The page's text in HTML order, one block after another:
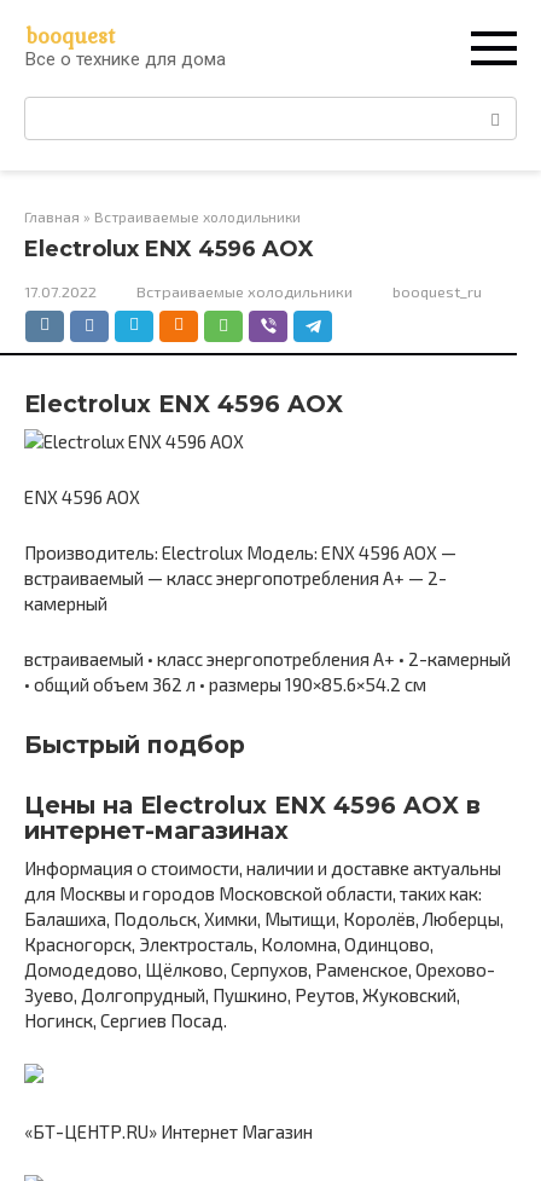
контенту
booquest
Все о технике для дома
Поиск:
Главная » Встраиваемые холодильники
Electrolux ENX 4596 AOX
17.07.2022 Встраиваемые холодильники booquest_ru
Electrolux ENX 4596 AOX
ENX 4596 AOX
Производитель: Electrolux Модель: ENX 4596 AOX —
встраиваемый — класс энергопотребления A+ — 2-
камерный
встраиваемый • класс энергопотребления A+ • 2-камерный
• общий объем 362 л • размеры 190×85.6×54.2 см
Быстрый подбор
Цены на Electrolux ENX 4596 AOX в
интернет-магазинах
Информация о стоимости, наличии и доставке актуальны
для Москвы и городов Московской области, таких как:
Балашиха, Подольск, Химки, Мытищи, Королёв, Люберцы,
Красногорск, Электросталь, Коломна, Одинцово,
Домодедово, Щёлково, Серпухов, Раменское, Орехово-
Зуево, Долгопрудный, Пушкино, Реутов, Жуковский,
Ногинск, Сергиев Посад.
«БТ-ЦЕНТР.RU» Интернет Магазин